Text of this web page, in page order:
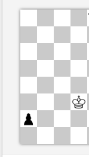
Blancas
Tiempo: 5